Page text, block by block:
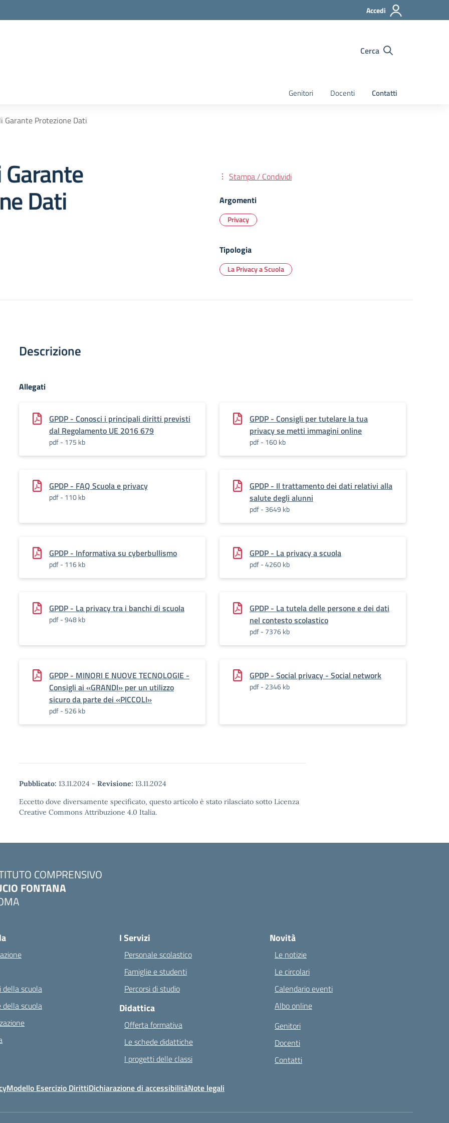
Accedi
Cerca
Genitori Docenti Contatti
Garante Protezione Dati
Dati
Stampa / Condividi
Argomenti
Privacy
Tipologia
La Privacy a Scuola
Descrizione
Allegati
GPDP - Conosci i principali diritti previsti
dal Regolamento UE 2016 679
pdf - 175 kb
GPDP - Consigli per tutelare la tua
privacy se metti immagini online
pdf - 160 kb
GPDP - FAQ Scuola e privacy
pdf - 110 kb
GPDP - Il trattamento dei dati relativi alla
salute degli alunni
pdf - 3649 kb
GPDP - Informativa su cyberbullismo
pdf - 116 kb
GPDP - La privacy a scuola
pdf - 4260 kb
GPDP - La privacy tra i banchi di scuola
pdf - 948 kb
GPDP - La tutela delle persone e dei dati
nel contesto scolastico
pdf - 7376 kb
GPDP - MINORI E NUOVE TECNOLOGIE -
Consigli ai «GRANDI» per un utilizzo
sicuro da parte dei «PICCOLI»
pdf - 526 kb
GPDP - Social privacy - Social network
pdf - 2346 kb
Pubblicato: 13.11.2024 - Revisione: 13.11.2024
Eccetto dove diversamente specificato, questo articolo è stato rilasciato sotto Licenza
Creative Commons Attribuzione 4.0 Italia.
COMPRENSIVO
FONTANA
della scuola
della scuola
I Servizi
Personale scolastico
Famiglie e studenti
Percorsi di studio
Didattica
Offerta formativa
Le schede didattiche
I progetti delle classi
Novità
Le notizie
Le circolari
Calendario eventi
Albo online
Genitori
Docenti
Contatti
Modello Esercizio DirittiDichiarazione di accessibilitàNote legali